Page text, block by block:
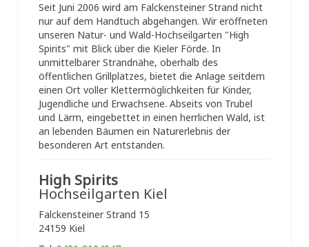
Seit Juni 2006 wird am Falckensteiner Strand nicht
nur auf dem Handtuch abgehangen. Wir eröffneten
unseren Natur- und Wald-Hochseilgarten "High
Spirits" mit Blick über die Kieler Förde. In
unmittelbarer Strandnähe, oberhalb des
öffentlichen Grillplatzes, bietet die Anlage seitdem
einen Ort voller Klettermöglichkeiten für Kinder,
Jugendliche und Erwachsene. Abseits von Trubel
und Lärm, eingebettet in einen herrlichen Wald, ist
an lebenden Bäumen ein Naturerlebnis der
besonderen Art entstanden.
High Spirits
Hochseilgarten Kiel
Falckensteiner Strand 15
24159 Kiel